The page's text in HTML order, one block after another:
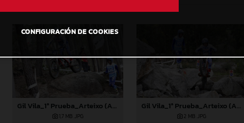
Gil Vila_1ª Prueba_Arteixo (A Coruña)
1,7 MB .JPG
Gil Vila_1ª Prueba_Arteixo (A Coruña)
2 MB .JPG
CONFIGURACIÓN DE COOKIES